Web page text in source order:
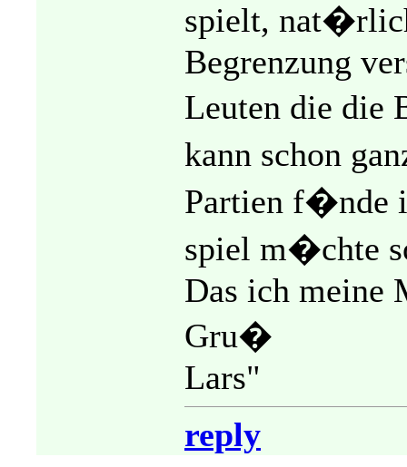
spielt,
Begrenzung
Leuten die die
kann schon
Partien f�nde
spiel m�chte
Das ich meine
Gru�
Lars"
reply